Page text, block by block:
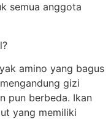
semua anggota
amino yang bagus
gizi
pun berbeda. Ikan
yang memiliki